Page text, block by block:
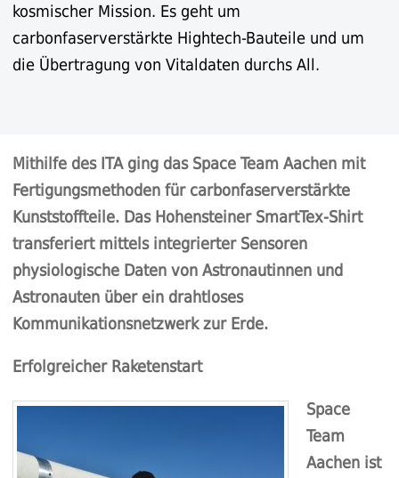
kosmischer Mission. Es geht um
carbonfaserverstärkte Hightech-Bauteile und um
die Übertragung von Vitaldaten durchs All.
Mithilfe des ITA ging das Space Team Aachen mit
Fertigungsmethoden für carbonfaserverstärkte
Kunststoffteile. Das Hohensteiner SmartTex-Shirt
transferiert mittels integrierter Sensoren
physiologische Daten von Astronautinnen und
Astronauten über ein drahtloses
Kommunikationsnetzwerk zur Erde.
Erfolgreicher Raketenstart
Space
Team
Aachen ist